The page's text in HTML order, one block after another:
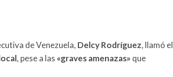
de Venezuela, Delcy Rodríguez, llamó el
, pese a las «graves amenazas» que